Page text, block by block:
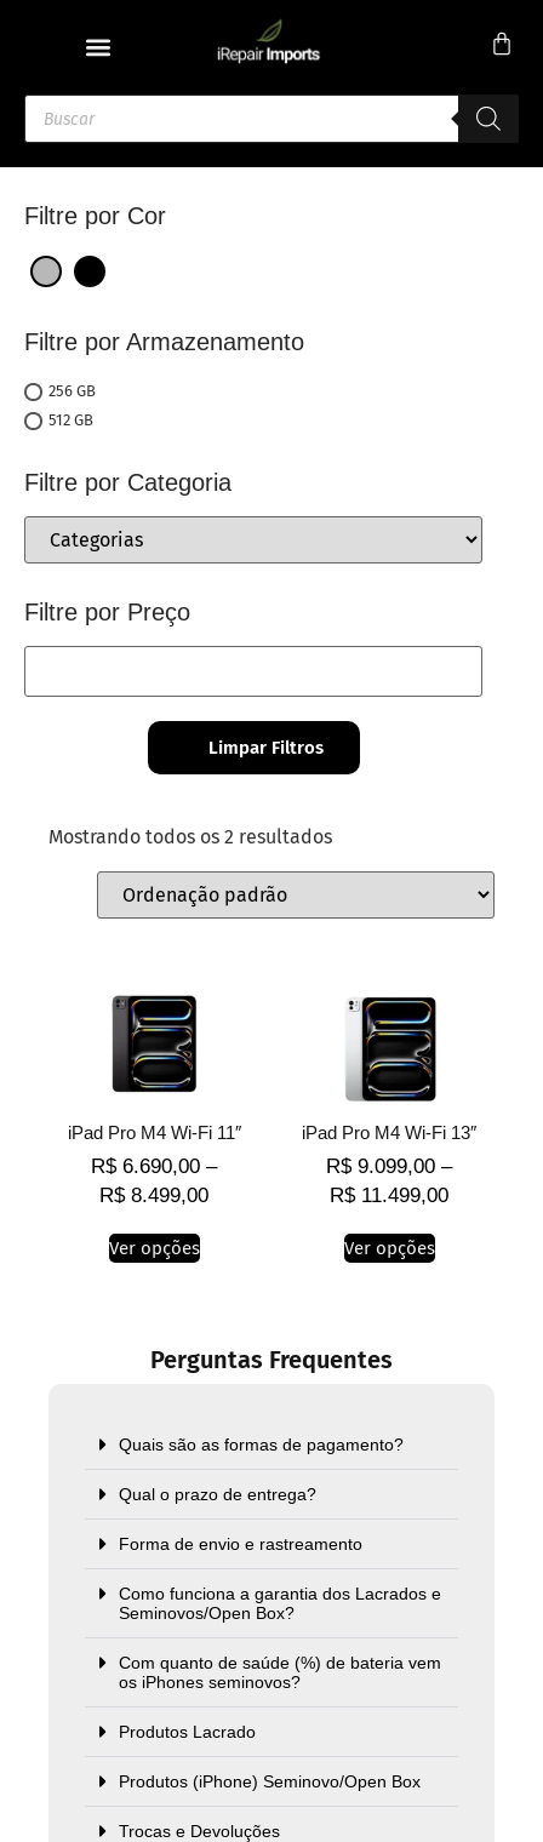
Filtre por Cor
Filtre por Armazenamento
256 GB
512 GB
Filtre por Categoria
Filtre por Preço
Limpar Filtros
Mostrando todos os 2 resultados
iPad Pro M4 Wi-Fi 11″
R$6.690,00 –
R$8.499,00
Ver opções
iPad Pro M4 Wi-Fi 13″
R$9.099,00 –
R$11.499,00
Ver opções
Perguntas Frequentes
Quais são as formas de pagamento?
Qual o prazo de entrega?
Forma de envio e rastreamento
Como funciona a garantia dos Lacrados e
Seminovos/Open Box?
Com quanto de saúde (%) de bateria vem
os iPhones seminovos?
Produtos Lacrado
Produtos (iPhone) Seminovo/Open Box
Trocas e Devoluções